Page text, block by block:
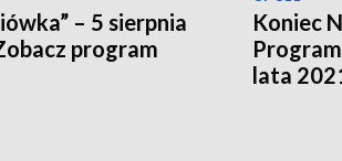
– 5 sierpnia
program
Koniec
lata